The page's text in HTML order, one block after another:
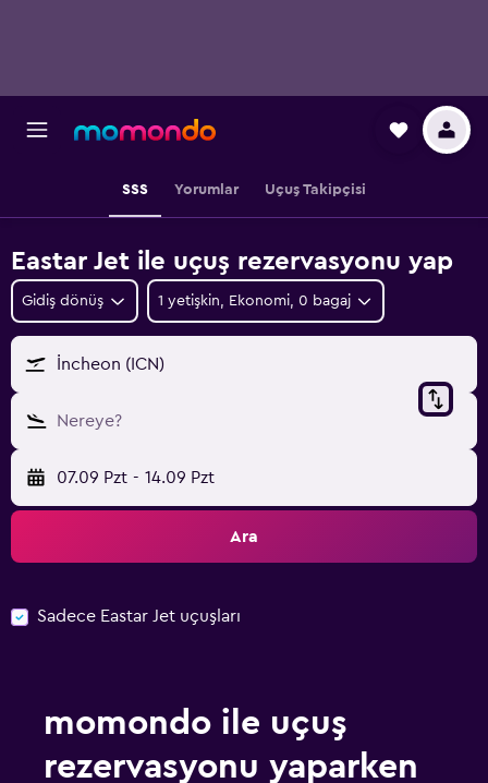
SSS Yorumlar Uçuş Takipçisi
Eastar Jet ile uçuş rezervasyonu yap
Gidiş dönüş 1 yetişkin, Ekonomi, 0 bagaj
İncheon (ICN)
Nereye?
07.09 Pzt - 14.09 Pzt
Ara
Sadece Eastar Jet uçuşları
momondo ile uçuş
rezervasyonu yaparken